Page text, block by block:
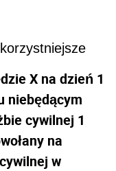
X na dzień 1
niebędącym
cywilnej 1
na
w